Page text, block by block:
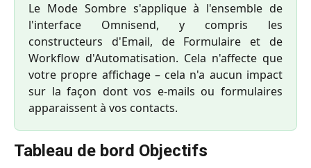
Le Mode Sombre s'applique à l'ensemble de
l'interface Omnisend, y compris les
constructeurs d'Email, de Formulaire et de
Workflow d'Automatisation. Cela n'affecte que
votre propre affichage – cela n'a aucun impact
sur la façon dont vos e-mails ou formulaires
apparaissent à vos contacts.
Tableau de bord Objectifs